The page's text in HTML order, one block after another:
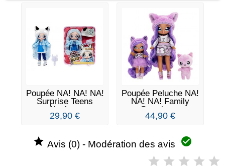
Poupée NA! NA! NA!
Surprise Teens
Alaska...
29,90 €
Poupée Peluche NA!
NA! NA! Family
Surprise...
44,90 €
 Avis (0) - Modération des avis 